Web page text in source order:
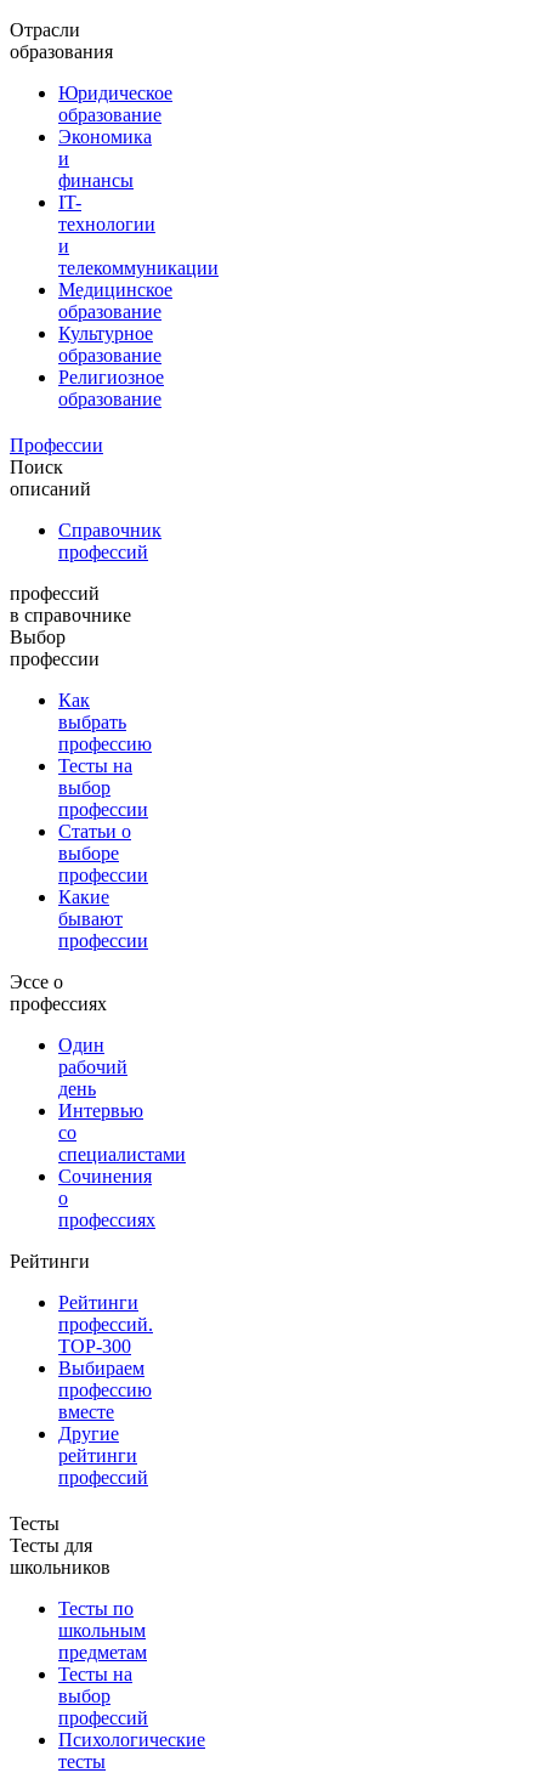
Отрасли
образования
Юридическое
образование
Экономика
и
финансы
IT-
технологии
и
телекоммуникации
Медицинское
образование
Культурное
образование
Религиозное
образование
Профессии
Поиск
описаний
Справочник
профессий
профессий
в справочнике
Выбор
профессии
Как
выбрать
профессию
Тесты на
выбор
профессии
Статьи о
выборе
профессии
Какие
бывают
профессии
Эссе о
профессиях
Один
рабочий
день
Интервью
со
специалистами
Сочинения
о
профессиях
Рейтинги
Рейтинги
профессий.
TOP-300
Выбираем
профессию
вместе
Другие
рейтинги
профессий
Тесты
Тесты для
школьников
Тесты по
школьным
предметам
Тесты на
выбор
профессий
Психологические
тесты